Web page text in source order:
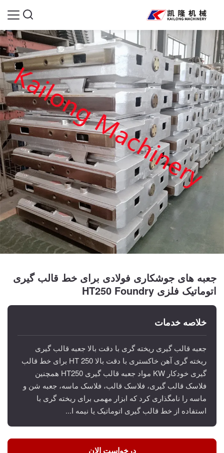
جعبه های جوشکاری فولادی برای خط قالب گیری
اتوماتیک فلزی HT250 Foundry
خلاصه خدمات
جعبه قالب گیری ریخته گری با دقت بالا جعبه قالب گیری
ریخته گری آهن خاکستری با دقت بالا HT 250 برای خط قالب
گیری خودکار KW مواد جعبه قالب گیری HT250 همچنین
فلاسک قالب گیری، فلاسک قالب، فلاسک ماسه، جعبه شن و
ماسه را نامگذاری کرد که ابزار مهمی برای ریخته گری با
استفاده از خط قالب گیری اتوماتیک یا نیمه ا...
درخواست الان